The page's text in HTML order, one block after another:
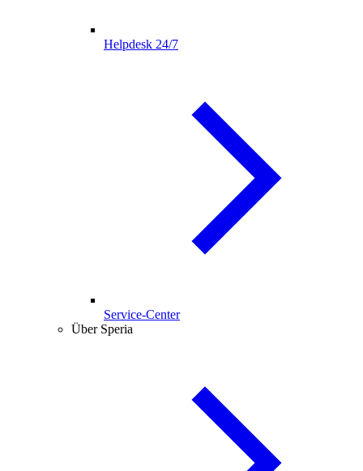
Helpdesk 24/7
Service-Center
Über Speria